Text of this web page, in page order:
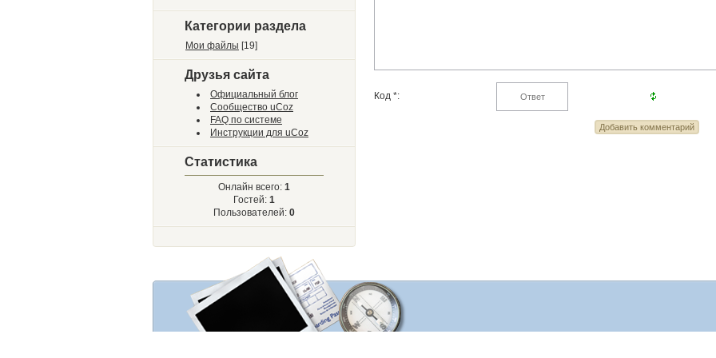
Категории раздела
Мои файлы [19]
Друзья сайта
Официальный блог
Сообщество uCoz
FAQ по системе
Инструкции для uCoz
Статистика
Онлайн всего: 1
Гостей: 1
Пользователей: 0
Код *: